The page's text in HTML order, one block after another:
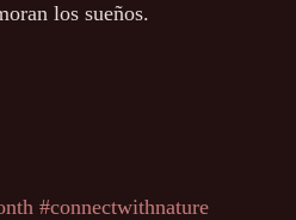
los sueños.
#connectwithnature